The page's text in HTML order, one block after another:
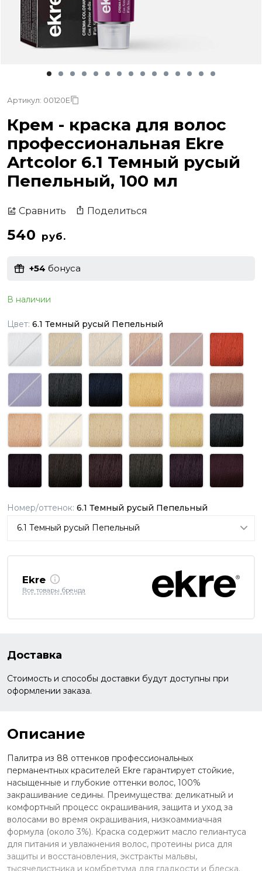
Артикул: 00120E
Крем - краска для волос
профессиональная Ekre
Artcolor 6.1 Темный русый
Пепельный, 100 мл
Сравнить Поделиться
540 руб.
+54 бонуса
В наличии
Цвет: 6.1 Темный русый Пепельный
Номер/оттенок: 6.1 Темный русый Пепельный
Ekre
Все товары бренда
Доставка
Стоимость и способы доставки будут доступны при
оформлении заказа.
Описание
Палитра из 88 оттенков профессиональных
перманентных красителей Ekre гарантирует стойкие,
насыщенные и глубокие оттенки волос, 100%
закрашивание седины. Преимущества: деликатный и
комфортный процесс окрашивания, защита и уход за
волосами во время окрашивания, низкоаммиачная
формула (около 3%). Краска содержит масло гелиантуса
для питания и увлажнения волос, протеины риса для
защиты и восстановления, экстракты мальвы,
тысячелистника и комбретума для гладкости и блеска.